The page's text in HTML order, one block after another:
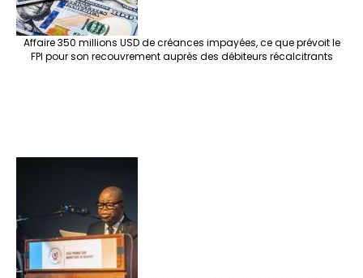
Affaire 350 millions USD de créances impayées, ce que prévoit le
FPI pour son recouvrement auprès des débiteurs récalcitrants